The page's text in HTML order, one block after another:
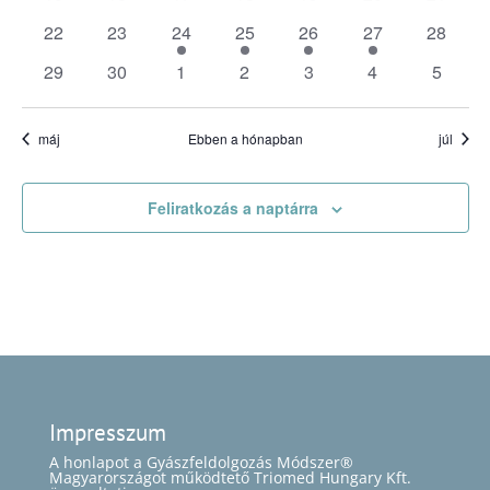
0
22
0
események
23
1
esemény
24
1
esemény
25
1
esemény
26
1
esemény
27
0
28
0
29
0
30
0
1
0
2
0
3
0
4
0
5
máj Ebben a hónapban júl
Feliratkozás a naptárra
Impresszum
A honlapot a Gyászfeldolgozás Módszer®
Magyarországot működtető Triomed Hungary Kft.